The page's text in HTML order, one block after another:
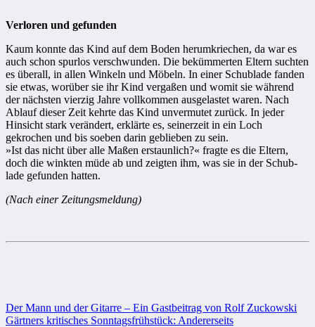
Verloren und gefunden
Kaum konnte das Kind auf dem Boden herumkriechen, da war es
auch schon spurlos verschwunden. Die bekümmerten Eltern suchten
es überall, in allen Winkeln und Möbeln. In einer Schublade fanden
sie etwas, worüber sie ihr Kind vergaßen und womit sie während
der nächsten vierzig Jahre vollkommen ausgelastet waren. Nach
Ablauf dieser Zeit kehrte das Kind unvermutet zurück. In jeder
Hinsicht stark verändert, erklärte es, seinerzeit in ein Loch
gekrochen und bis soeben darin geblieben zu sein.
»Ist das nicht über alle Maßen erstaunlich?« fragte es die Eltern,
doch die winkten müde ab und zeigten ihm, was sie in der Schub­
lade gefunden hatten.
(Nach einer Zeitungsmeldung)
Beitragsnavigation
Der Mann und der Gitarre – Ein Gastbeitrag von Rolf Zuckowski
Gärtners kritisches Sonntagsfrühstück: Andererseits